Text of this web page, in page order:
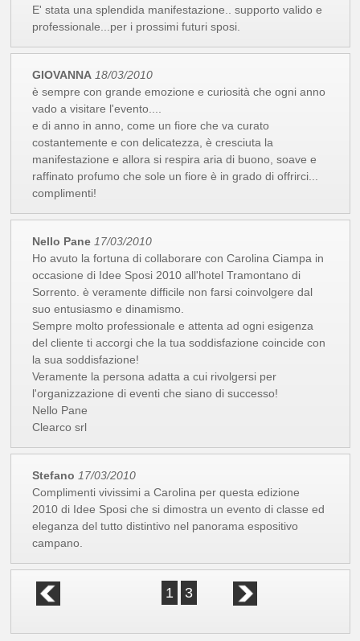
E' stata una splendida manifestazione.. supporto valido e
professionale...per i prossimi futuri sposi.
GIOVANNA 18/03/2010
è sempre con grande emozione e curiosità che ogni anno
vado a visitare l'evento....
e di anno in anno, come un fiore che va curato
costantemente e con delicatezza, è cresciuta la
manifestazione e allora si respira aria di buono, soave e
raffinato profumo che sole un fiore è in grado di offrirci...
complimenti!
Nello Pane 17/03/2010
Ho avuto la fortuna di collaborare con Carolina Ciampa in
occasione di Idee Sposi 2010 all'hotel Tramontano di
Sorrento. è veramente difficile non farsi coinvolgere dal
suo entusiasmo e dinamismo.
Sempre molto professionale e attenta ad ogni esigenza
del cliente ti accorgi che la tua soddisfazione coincide con
la sua soddisfazione!
Veramente la persona adatta a cui rivolgersi per
l'organizzazione di eventi che siano di successo!
Nello Pane
Clearco srl
Stefano 17/03/2010
Complimenti vivissimi a Carolina per questa edizione
2010 di Idee Sposi che si dimostra un evento di classe ed
eleganza del tutto distintivo nel panorama espositivo
campano.
1 3